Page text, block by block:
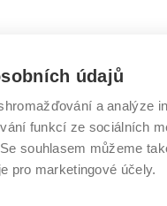
VYSOKÉ UČENÍ
Antonínská 548/1
602 00 Brno
údajů
a analýze
funkcí ze sociálních
souhlasem můžeme
pro marketingové účely.